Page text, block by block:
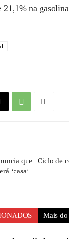
21,1% na
que
‘casa’
Ciclo de
Mais do